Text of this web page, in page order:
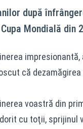
după
Mondială din
impresionantă,
că
voastră din
cu toţii, sprijinul